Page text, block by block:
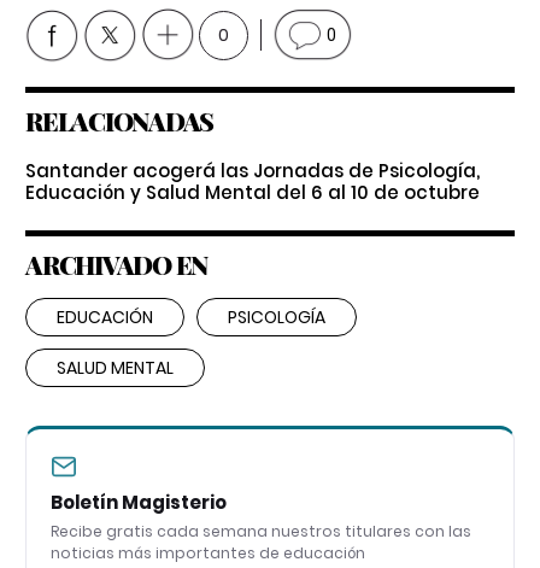
0 0
RELACIONADAS
Santander acogerá las Jornadas de Psicología,
Educación y Salud Mental del 6 al 10 de octubre
ARCHIVADO EN
EDUCACIÓN PSICOLOGÍA
SALUD MENTAL
Boletín Magisterio
Recibe gratis cada semana nuestros titulares con las
noticias más importantes de educación